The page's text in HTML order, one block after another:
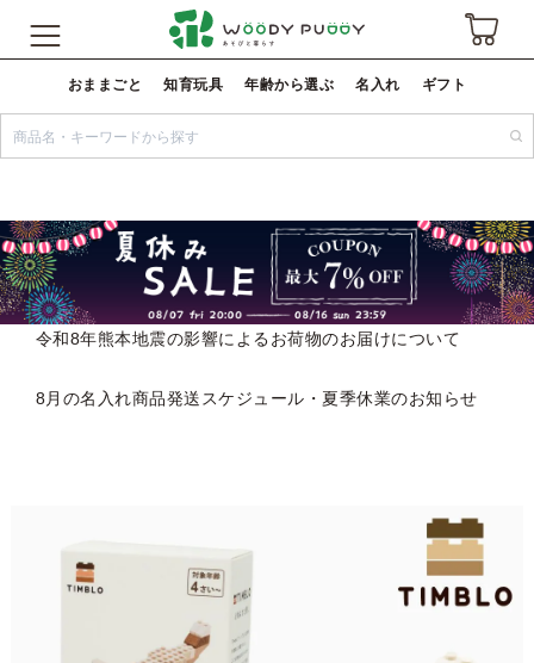
おままごと 知育玩具 年齢から選ぶ 名入れ ギフト
令和8年熊本地震の影響によるお荷物のお届けについて
8月の名入れ商品発送スケジュール・夏季休業のお知らせ